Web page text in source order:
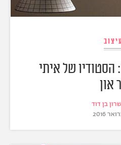
של איתי
און
שרון בן דוד